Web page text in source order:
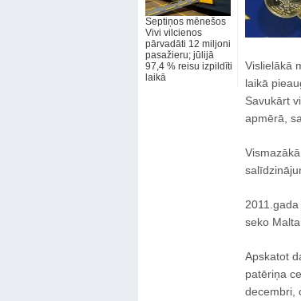
Septiņos mēnešos
Vivi vilcienos
pārvadāti 12 miljoni
pasažieru; jūlijā
97,4 % reisu izpildīti
laikā
Vislielākā
laikā
Savukārt
apmērā,
seko
Apskatot
patēriņa
decembri,